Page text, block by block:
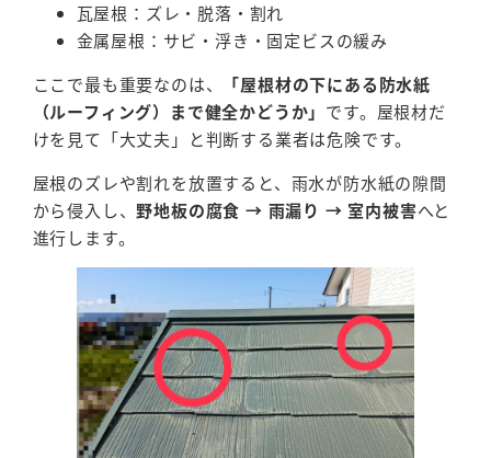
瓦屋根：ズレ・脱落・割れ
金属屋根：サビ・浮き・固定ビスの緩み
ここで最も重要なのは、
「屋根材の下にある防水紙
（ルーフィング）まで健全かどうか」 です。屋根材だ
けを見て「大丈夫」と判断する業者は危険です。
屋根のズレや割れを放置すると、雨水が防水紙の隙間
から侵入し、野地板の腐食 → 雨漏り → 室内被害へと
進行します。